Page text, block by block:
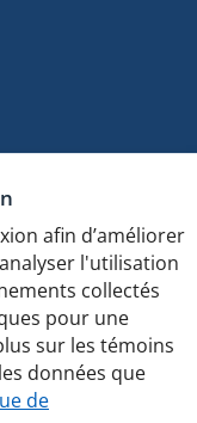
afin d’améliorer
l'utilisation
collectés
pour une
sur les témoins
données que
de